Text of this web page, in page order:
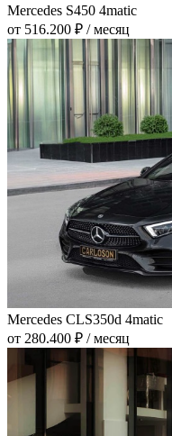
Mercedes S450 4matic
от 516.200 ₽ / месяц
Mercedes CLS350d 4matic
от 280.400 ₽ / месяц